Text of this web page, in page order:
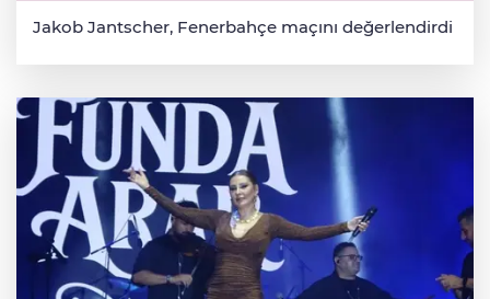
Jakob Jantscher, Fenerbahçe maçını değerlendirdi